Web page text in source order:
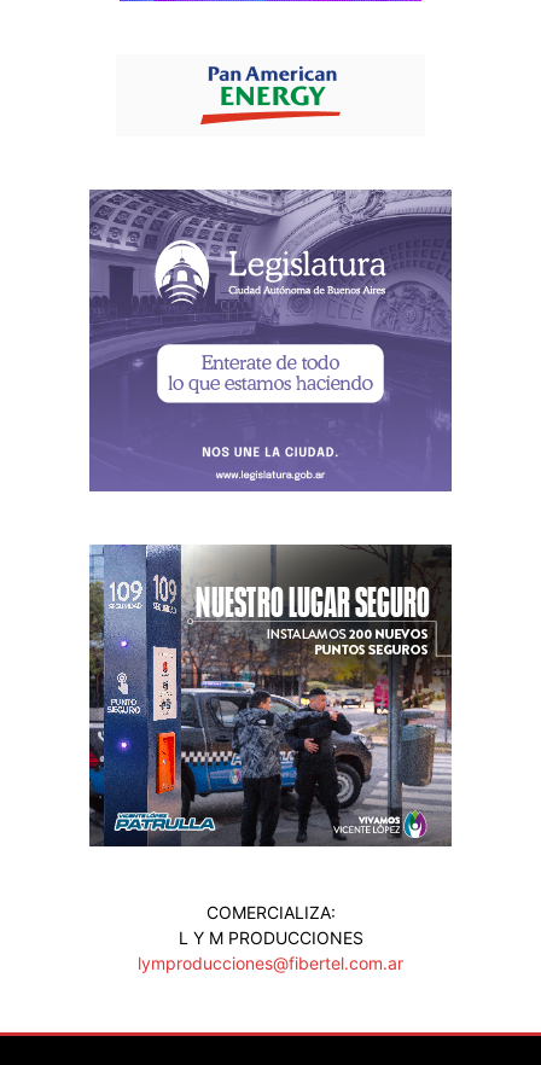
COMERCIALIZA:
L Y M PRODUCCIONES
lymproducciones@fibertel.com.ar